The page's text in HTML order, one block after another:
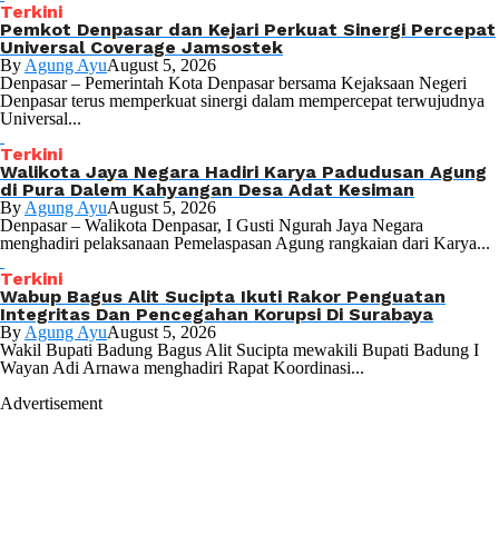
Terkini
Pemkot Denpasar dan Kejari Perkuat Sinergi Percepat
Universal Coverage Jamsostek
By Agung AyuAugust 5, 2026
Denpasar – Pemerintah Kota Denpasar bersama Kejaksaan Negeri
Denpasar terus memperkuat sinergi dalam mempercepat terwujudnya
Universal...
Terkini
Walikota Jaya Negara Hadiri Karya Padudusan Agung
di Pura Dalem Kahyangan Desa Adat Kesiman
By Agung AyuAugust 5, 2026
Denpasar – Walikota Denpasar, I Gusti Ngurah Jaya Negara
menghadiri pelaksanaan Pemelaspasan Agung rangkaian dari Karya...
Terkini
Wabup Bagus Alit Sucipta Ikuti Rakor Penguatan
Integritas Dan Pencegahan Korupsi Di Surabaya
By Agung AyuAugust 5, 2026
Wakil Bupati Badung Bagus Alit Sucipta mewakili Bupati Badung I
Wayan Adi Arnawa menghadiri Rapat Koordinasi...
Advertisement